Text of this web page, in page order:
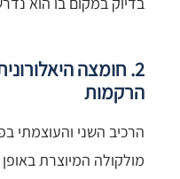
2. חומצה
הרקמות
הרכיב השני והעוצמתי
מולקולה המיוצרת